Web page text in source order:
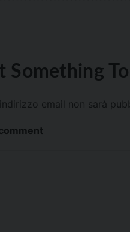
Something
indirizzo email non sarà